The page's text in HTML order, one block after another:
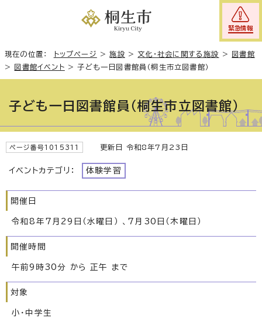
緊急情報
現在の位置： トップページ >施設 >文化・社会に関する施設 > 図書館
> 図書館イベント >子ども一日図書館員（桐生市立図書館）
子ども一日図書館員（桐生市立図書館）
ページ番号1015311 更新日 令和8年7月23日
イベントカテゴリ： 体験学習
開催日
令和8年7月29日（水曜日） 、7月30日（木曜日）
開催時間
午前9時30分 から 正午 まで
対象
小・中学生